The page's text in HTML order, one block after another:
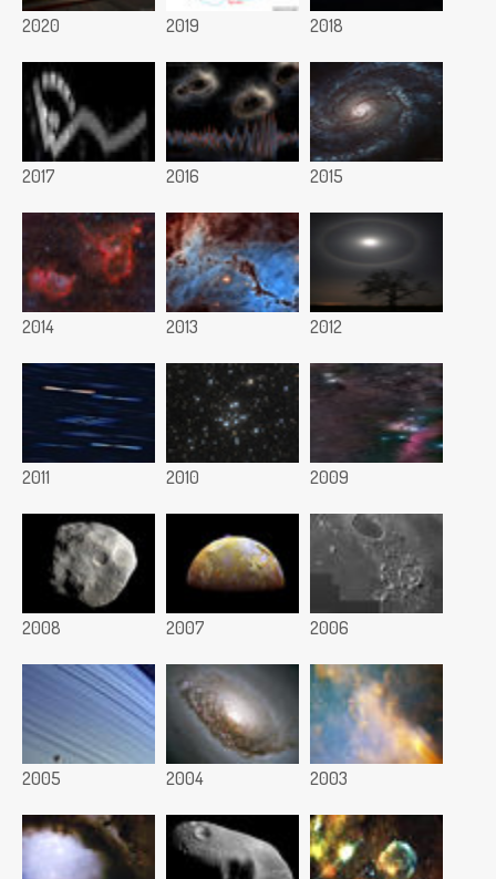
2020 2019 2018
2017 2016 2015
2014 2013 2012
2011 2010 2009
2008 2007 2006
2005 2004 2003